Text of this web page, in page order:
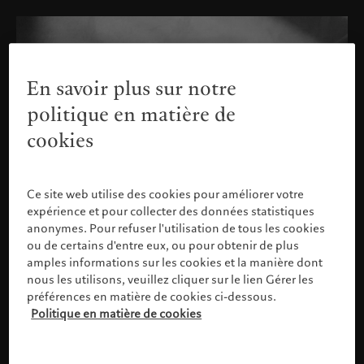
Veuillez confirmer votre profil
En savoir plus sur notre
politique en matière de
cookies
Ce site web utilise des cookies pour améliorer votre
expérience et pour collecter des données statistiques
anonymes. Pour refuser l'utilisation de tous les cookies
ou de certains d'entre eux, ou pour obtenir de plus
amples informations sur les cookies et la manière dont
nous les utilisons, veuillez cliquer sur le lien Gérer les
préférences en matière de cookies ci-dessous.
Politique en matière de cookies